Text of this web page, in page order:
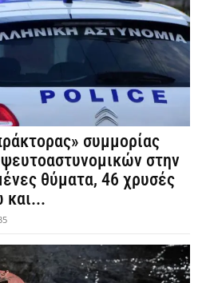
συμμορίας
στην
θύματα, 46 χρυσές
και...